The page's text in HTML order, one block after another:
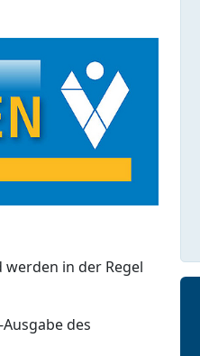
werden in der Regel
des